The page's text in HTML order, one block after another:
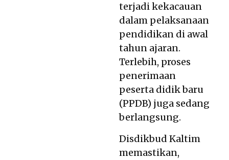
terjadi kekacauan
dalam pelaksanaan
pendidikan di awal
tahun ajaran.
Terlebih, proses
penerimaan
peserta didik baru
(PPDB) juga sedang
berlangsung.
Disdikbud Kaltim
memastikan,